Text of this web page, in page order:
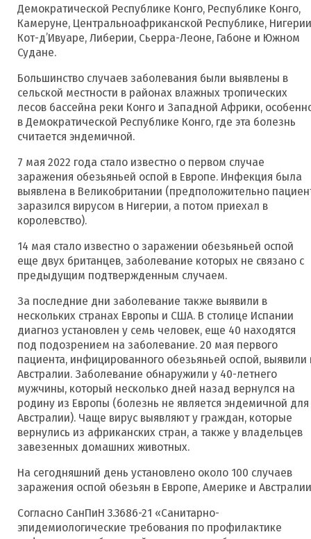
Демократической Республике Конго, Республике Конго,
Камеруне, Центральноафриканской Республике,
Кот-д’Ивуаре, Либерии, Сьерра-Леоне, Габоне и Южном
Судане.
Большинство случаев заболевания были выявлены в
сельской местности в районах влажных тропических
лесов бассейна реки Конго и Западной Африки,
в Демократической Республике Конго, где эта болезнь
считается эндемичной.
7 мая 2022 года стало известно о первом случае
заражения обезьяньей оспой в Европе. Инфекция была
выявлена в Великобритании (предположительно
заразился вирусом в Нигерии, а потом приехал в
королевство).
14 мая стало известно о заражении обезьяньей оспой
еще двух британцев, заболевание которых не связано с
предыдущим подтвержденным случаем.
За последние дни заболевание также выявили в
нескольких странах Европы и США. В столице Испании
диагноз установлен у семь человек, еще 40 находятся
под подозрением на заболевание. 20 мая первого
пациента, инфицированного обезьяньей оспой, выявили
Австралии. Заболевание обнаружили у 40-летнего
мужчины, который несколько дней назад вернулся на
родину из Европы (болезнь не является эндемичной для
Австралии). Чаще вирус выявляют у граждан, которые
вернулись из африканских стран, а также у владельцев
завезенных домашних животных.
На сегодняшний день установлено около 100 случаев
заражения оспой обезьян в Европе, Америке и
Согласно СанПиН 3.3686-21 «Санитарно-
эпидемиологические требования по профилактике